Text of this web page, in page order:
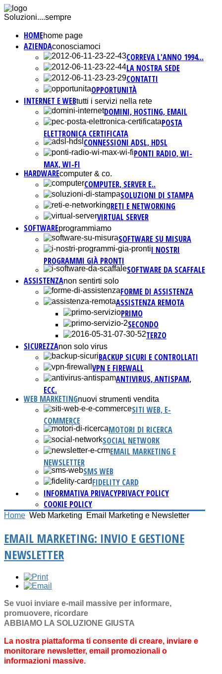
Soluzioni....sempre
HOMEhome page
AZIENDAconosciamoci
CORREVA L'ANNO 1994...
LA NOSTRA SEDE
CONTATTI
OPPORTUNITÀ
INTERNET E WEBtutti i servizi nella rete
DOMINI, HOSTING, EMAIL
POSTA
ELETTRONICA CERTIFICATA
CONNESSIONI ADSL, HDSL
PONTI RADIO, WI-
MAX, WI-FI
HARDWAREcomputer & co.
COMPUTER, SERVER E..
SOLUZIONI DI STAMPA
RETI E NETWORKING
VIRTUAL SERVER
SOFTWAREprogrammiamo
SOFTWARE SU MISURA
I NOSTRI
PROGRAMMI GIÀ PRONTI
SOFTWARE DA SCAFFALE
ASSISTENZAnon sentirti solo
FORME DI ASSISTENZA
ASSISTENZA REMOTA
PRIMO
SECONDO
TERZO
SICUREZZAnon solo virus
BACKUP SICURI E CONTROLLATI
VPN E FIREWALL
ANTIVIRUS, ANTISPAM,
ECC.
WEB MARKETINGnuovi strumenti vendita
SITI WEB, E-
COMMERCE
MOTORI DI RICERCA
SOCIAL NETWORK
EMAIL MARKETING E
NEWSLETTER
SMS WEB
FIDELITY CARD
PRIVACY POLICY
INFORMATIVA PRIVACY
COOKIE POLICY
Home Web Marketing Email Marketing e Newsletter
EMAIL MARKETING: INVIO E GESTIONE
NEWSLETTER
Se vuoi inviare e-mail massive per informare,
promuovere, ricordare
ABBIAMO LA SOLUZIONE GIUSTA
La nostra piattaforma ti consente di creare, inviare e
monitorare newsletter, email promozionali o
informazioni massive.